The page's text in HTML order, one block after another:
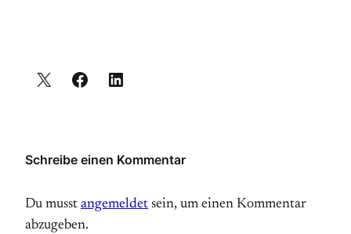
Schreibe einen Kommentar
Du musst angemeldet sein, um einen Kommentar
abzugeben.